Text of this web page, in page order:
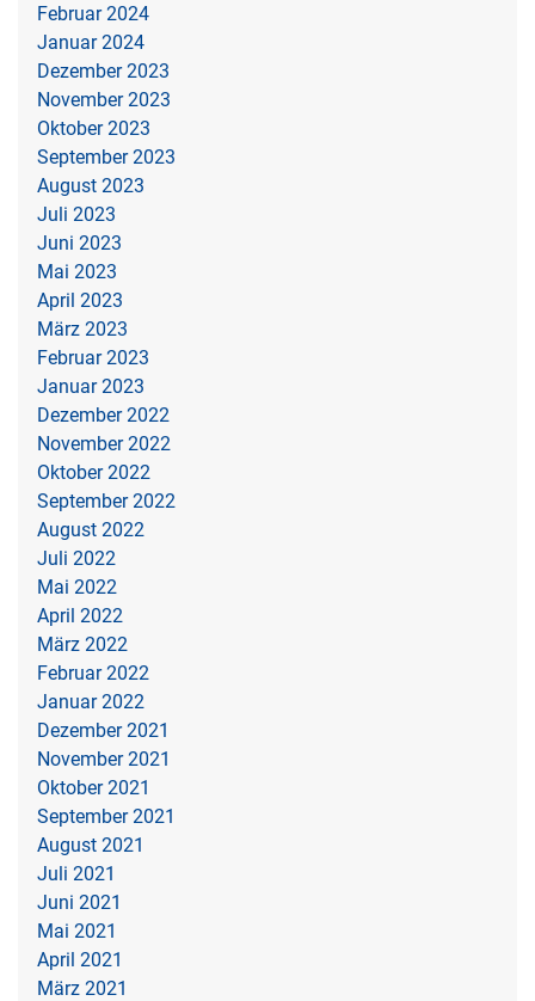
Februar 2024
Januar 2024
Dezember 2023
November 2023
Oktober 2023
September 2023
August 2023
Juli 2023
Juni 2023
Mai 2023
April 2023
März 2023
Februar 2023
Januar 2023
Dezember 2022
November 2022
Oktober 2022
September 2022
August 2022
Juli 2022
Mai 2022
April 2022
März 2022
Februar 2022
Januar 2022
Dezember 2021
November 2021
Oktober 2021
September 2021
August 2021
Juli 2021
Juni 2021
Mai 2021
April 2021
März 2021